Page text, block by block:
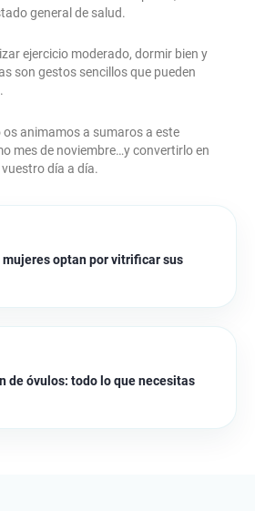
general de salud.
ejercicio moderado, dormir bien y
son gestos sencillos que pueden
os animamos a sumaros a este
mes de noviembre…y convertirlo en
día a día.
mujeres optan por vitrificar sus
de óvulos: todo lo que necesitas